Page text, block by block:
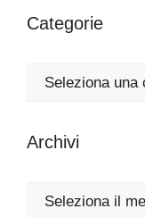
Categorie
Categorie
Archivi
Archivi